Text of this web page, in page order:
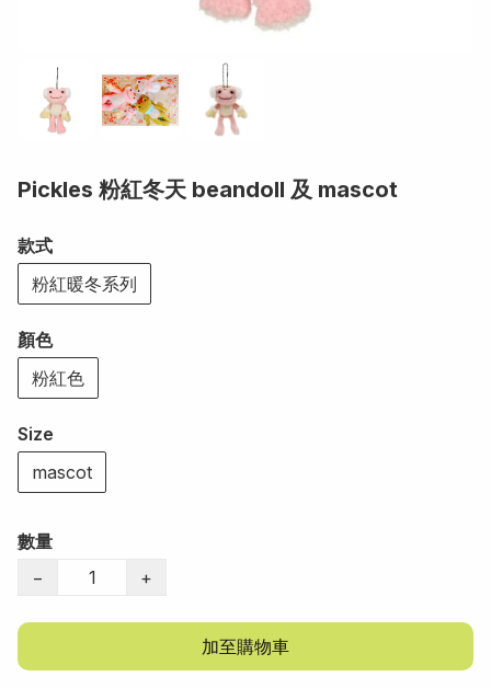
Pickles 粉紅冬天 beandoll 及 mascot
款式
粉紅暖冬系列
顏色
粉紅色
Size
mascot
數量
−
+
加至購物車